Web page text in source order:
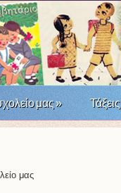
μας» Τάξεις
μας